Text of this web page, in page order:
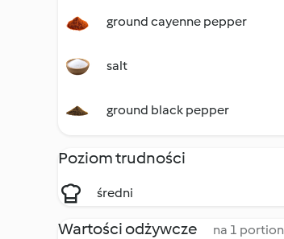
ground cayenne pepper
salt
ground black pepper
Poziom trudności
średni
Wartości odżywcze na 1 portion